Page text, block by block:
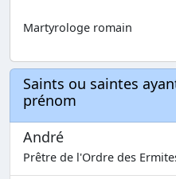
Martyrologe romain
Saints ou saintes
prénom
André
Prêtre de l'Ordre des